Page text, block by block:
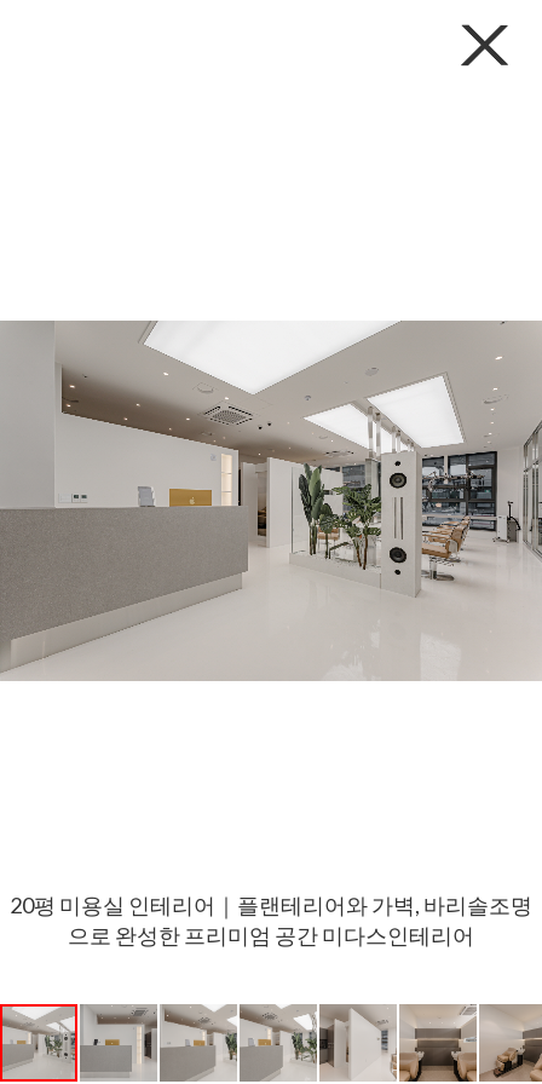
20평 미용실 인테리어｜플랜테리어와 가벽, 바리솔조명
으로 완성한 프리미엄 공간 미다스인테리어